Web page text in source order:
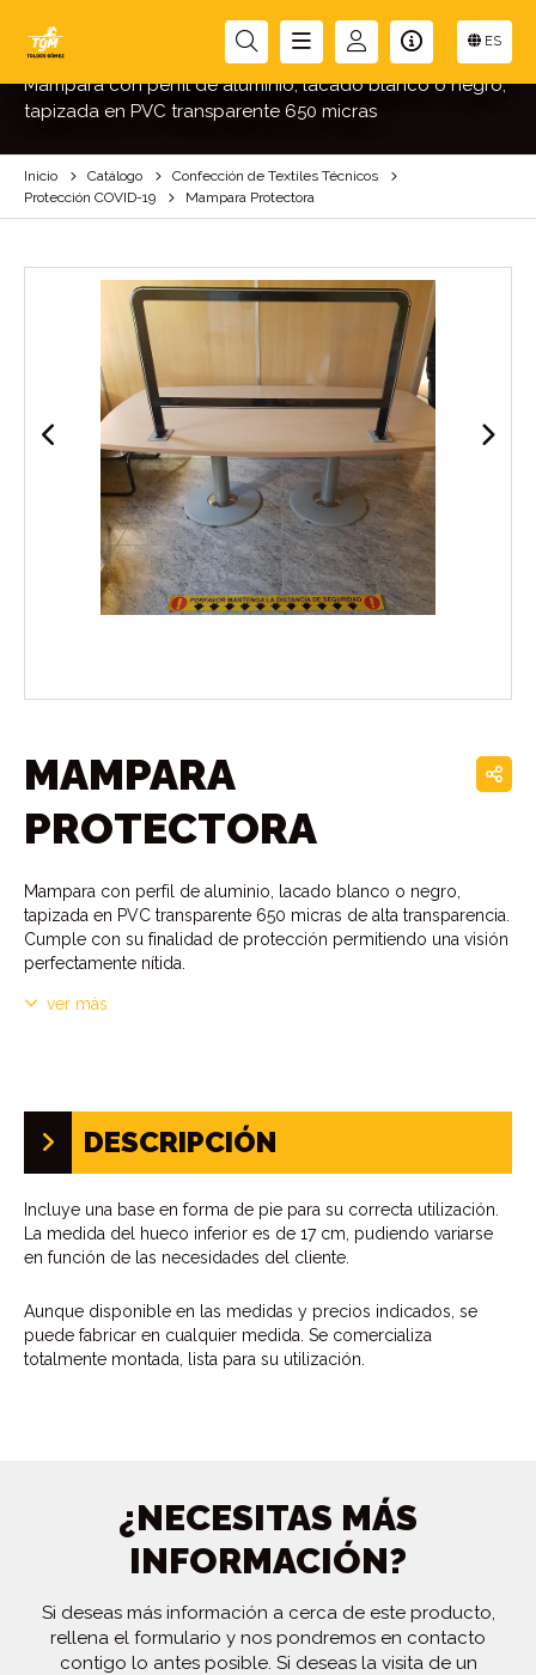
ES
MAMPARA PROTECTORA
Mampara con perfil de aluminio, lacado blanco o negro,
tapizada en PVC transparente 650 micras
Inicio Catálogo
Confección de Textiles Técnicos
Protección COVID-19
Mampara Protectora
MAMPARA
PROTECTORA
Mampara con perfil de aluminio, lacado blanco o negro,
tapizada en PVC transparente 650 micras de alta transparencia.
Cumple con su finalidad de protección permitiendo una visión
perfectamente nítida.
ver más
DESCRIPCIÓN
Incluye una base en forma de pie para su correcta utilización.
La medida del hueco inferior es de 17 cm, pudiendo variarse
en función de las necesidades del cliente.
Aunque disponible en las medidas y precios indicados, se
puede fabricar en cualquier medida. Se comercializa
totalmente montada, lista para su utilización.
¿NECESITAS MÁS
INFORMACIÓN?
Si deseas más información a cerca de este producto,
rellena el formulario y nos pondremos en contacto
contigo lo antes posible. Si deseas la visita de un